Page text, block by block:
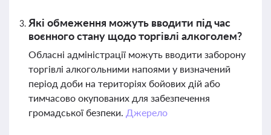
Які обмеження можуть вводити під час
воєнного стану щодо торгівлі алкоголем?
Обласні адміністрації можуть вводити заборону
торгівлі алкогольними напоями у визначений
період доби на територіях бойових дій або
тимчасово окупованих для забезпечення
громадської безпеки. Джерело